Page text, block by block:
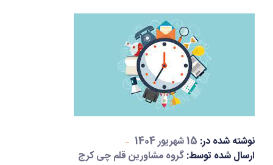
نوشته شده در:15 شهریور 1404
ارسال شده توسط:گروه مشاورین قلم چی کرج